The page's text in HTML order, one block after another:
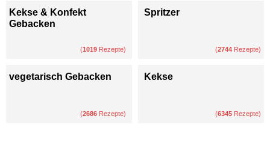
Kekse & Konfekt
Gebacken
(1019 Rezepte)
Spritzer
(2744 Rezepte)
vegetarisch Gebacken
(2686 Rezepte)
Kekse
(6345 Rezepte)